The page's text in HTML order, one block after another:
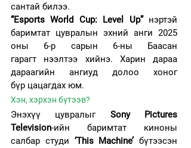
сантай билээ.
“Esports World Cup: Level Up” нэртэй
баримтат цувралын эхний анги 2025
оны 6-р сарын 6-ны Баасан
гарагт нээлтээ хийнэ. Харин дараа
дараагийн ангиуд долоо хоног
бүр цацагдах юм.
Хэн, хэрхэн бүтээв?
Энэхүү цувралыг Sony Pictures
Television-ийн баримтат киноны
салбар студи ‘This Machine’ бүтээсэн